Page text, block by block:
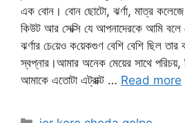
এক বোন। বোন ছোটো, ঝর্ণা, মাত্র
কিউট আর সেক্সি যে আপনাদেরকে আমি বলে
ঝর্ণার চে‌য়েও ক‌য়েকগুণ বে‌শি বে‌শি ছিল তার
স্বপ্নার।আমার অনেক মেয়ের সাথে
আমাকে এতোটা এট্রাক্ট … Read more